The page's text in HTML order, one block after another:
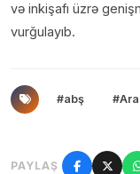
və inkişafı üzrə
vurğulayıb.
#abş
PAYLAŞ